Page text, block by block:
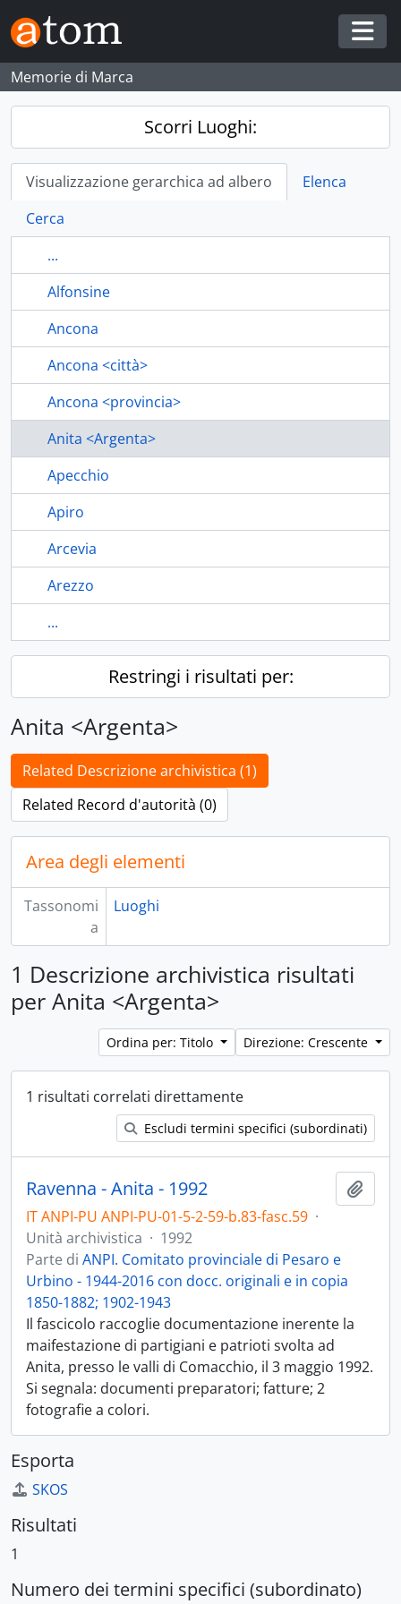
Skip to main content
Memorie di Marca
Scorri Luoghi:
Visualizzazione gerarchica ad albero
Elenca
Cerca
...
Alfonsine
Ancona
Ancona <città>
Ancona <provincia>
Anita <Argenta>
Apecchio
Apiro
Arcevia
Arezzo
...
Restringi i risultati per:
Anita <Argenta>
Related Descrizione archivistica (1)
Related Record d'autorità (0)
Area degli elementi
Tassonomi
a
Luoghi
1 Descrizione archivistica risultati
per Anita <Argenta>
Ordina per: Titolo Direzione: Crescente
1 risultati correlati direttamente
Escludi termini specifici (subordinati)
Ravenna - Anita - 1992
IT ANPI-PU ANPI-PU-01-5-2-59-b.83-fasc.59 ·
Unità archivistica · 1992
Parte di ANPI. Comitato provinciale di Pesaro e
Urbino - 1944-2016 con docc. originali e in copia
1850-1882; 1902-1943
Il fascicolo raccoglie documentazione inerente la
maifestazione di partigiani e patrioti svolta ad
Anita, presso le valli di Comacchio, il 3 maggio 1992.
Si segnala: documenti preparatori; fatture; 2
fotografie a colori.
Esporta
SKOS
Risultati
1
Numero dei termini specifici (subordinato)